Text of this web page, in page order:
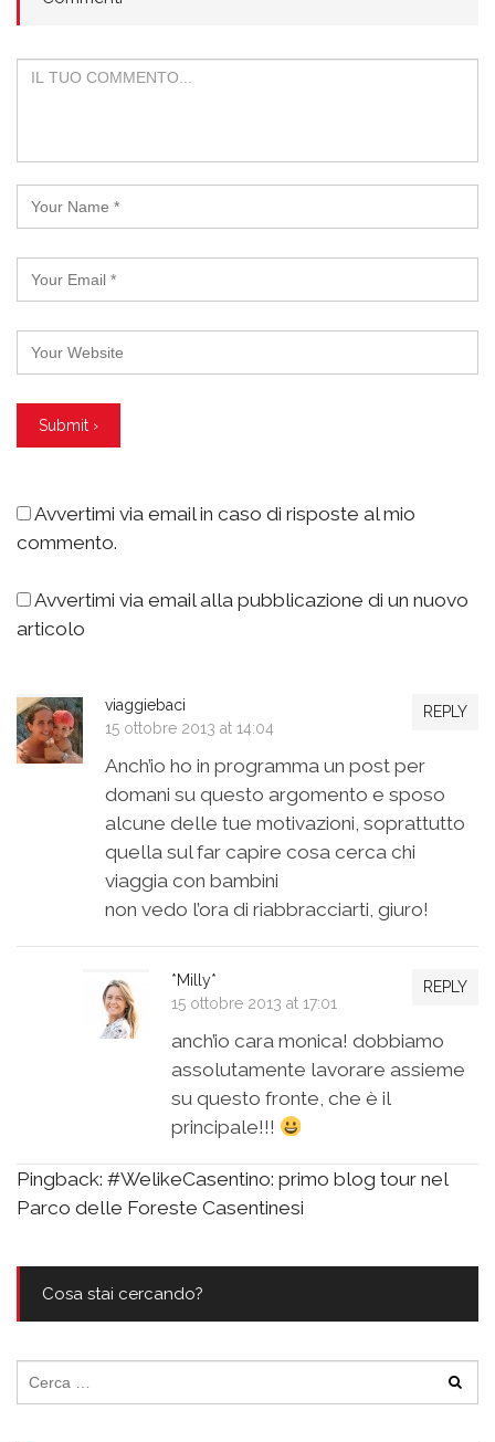
Avvertimi via email in caso di risposte al mio
commento.
Avvertimi via email alla pubblicazione di un nuovo
articolo
REPLY
viaggiebaci
15 ottobre 2013 at 14:04
Anch’io ho in programma un post per
domani su questo argomento e sposo
alcune delle tue motivazioni, soprattutto
quella sul far capire cosa cerca chi
viaggia con bambini
non vedo l’ora di riabbracciarti, giuro!
REPLY
*Milly*
15 ottobre 2013 at 17:01
anch’io cara monica! dobbiamo
assolutamente lavorare assieme
su questo fronte, che è il
principale!!!
Pingback: #WelikeCasentino: primo blog tour nel
Parco delle Foreste Casentinesi
Cosa stai cercando?
per: